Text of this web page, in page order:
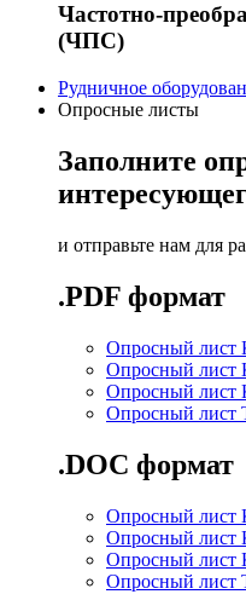
Частотно-
(ЧПС)
Рудничное
Опросные листы
Заполните
и отправьте нам для
.PDF формат
Опросный
Опросный
Опросный
Опросный лист
.DOC формат
Опросный
Опросный
Опросный
Опросный лист